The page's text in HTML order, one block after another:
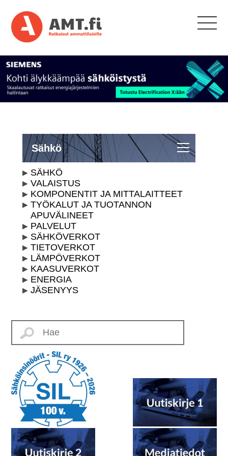
Sähkö
SÄHKÖ
VALAISTUS
KOMPONENTIT JA MITTALAITTEET
TYÖKALUT JA TUOTANNON
APUVÄLINEET
PALVELUT
SÄHKÖVERKOT
TIETOVERKOT
LÄMPÖVERKOT
KAASUVERKOT
ENERGIA
JÄSENYYS